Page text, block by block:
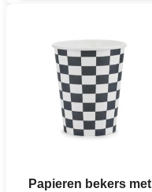
Papieren bekers met